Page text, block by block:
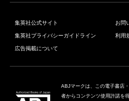
集英社公式サイト お問
集英社プライバシーガイドライン 利用
広告掲載について
ABJマークは、この電子書店
者からコンテンツ使用許諾を